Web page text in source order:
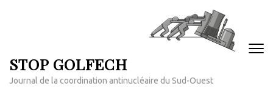
Entrée)
STOP GOLFECH
Journal de la coordination antinucléaire du Sud-Ouest